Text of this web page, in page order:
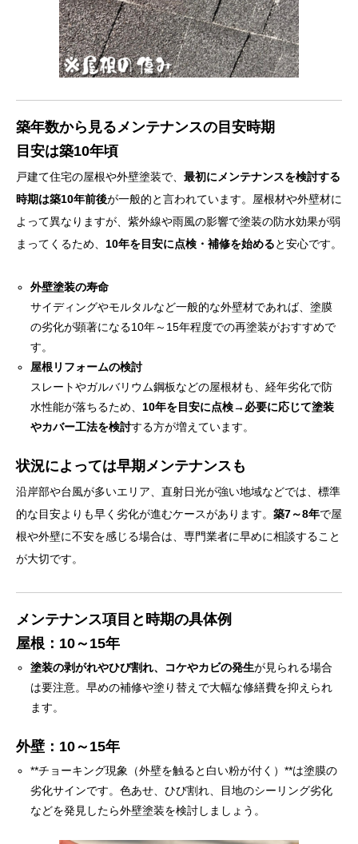
築年数から見るメンテナンスの目安時期
目安は築10年頃
戸建て住宅の屋根や外壁塗装で、 最初にメンテナンスを検討する
時期は築10年前後が一般的と言われています。屋根材や外壁材に
よって異なりますが、紫外線や雨風の影響で塗装の防水効果が弱
まってくるため、 10年を目安に点検・補修を始めると安心です。
外壁塗装の寿命
サイディングやモルタルなど一般的な外壁材であれば、塗膜
の劣化が顕著になる10年～15年程度での再塗装がおすすめで
す。
屋根リフォームの検討
スレートやガルバリウム鋼板などの屋根材も、経年劣化で防
水性能が落ちるため、 10年を目安に点検→必要に応じて塗装
やカバー工法を検討する方が増えています。
状況によっては早期メンテナンスも
沿岸部や台風が多いエリア、直射日光が強い地域などでは、標準
的な目安よりも早く劣化が進むケースがあります。 築7～8年で屋
根や外壁に不安を感じる場合は、専門業者に早めに相談すること
が大切です。
メンテナンス項目と時期の具体例
屋根：10～15年
塗装の剥がれやひび割れ、コケやカビの発生が見られる場合
は要注意。早めの補修や塗り替えで大幅な修繕費を抑えられ
ます。
外壁：10～15年
**チョーキング現象（外壁を触ると白い粉が付く）**は塗膜の
劣化サインです。色あせ、ひび割れ、目地のシーリング劣化
などを発見したら外壁塗装を検討しましょう。